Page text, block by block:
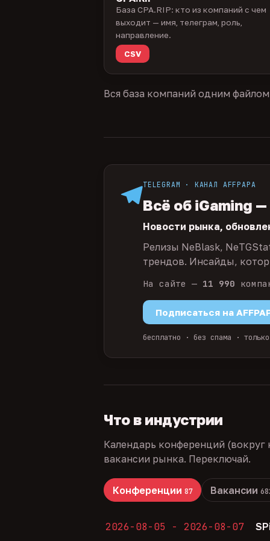
База CPA.RIP: кто из компаний с чем
выходит — имя, телеграм, роль,
направление.
CSV
Вся база компаний одним
TELEGRAM · КАНАЛ AFFPAPA
Всё об iGaming
Новости рынка,
Релизы NeBlask,
трендов. Инсайды,
На сайте — 11 990
Подписаться на
бесплатно · без спама ·
Что в индустрии
Календарь конференций
вакансии рынка. Переключай.
Конференции 87 Вакансии
2026-08-05 - 2026-08-07